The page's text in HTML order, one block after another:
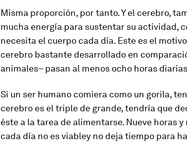
Misma proporción, por tanto. Y el cerebro,
mucha energía para sustentar su actividad,
necesita el cuerpo cada día. Este es el
cerebro bastante desarrollado en
animales– pasan al menos ocho horas
Si un ser humano comiera como un gorila,
cerebro es el triple de grande, tendría que
éste a la tarea de alimentarse. Nueve horas
cada día no es viabley no deja tiempo para